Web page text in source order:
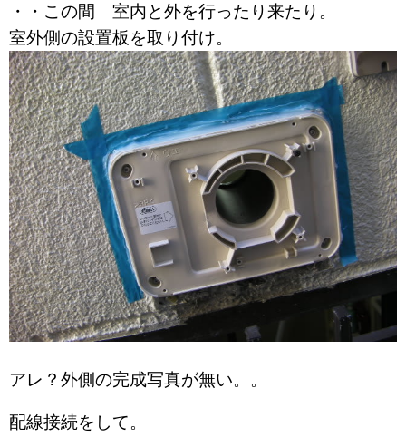
・・この間 室内と外を行ったり来たり。
室外側の設置板を取り付け。
アレ？外側の完成写真が無い。。
配線接続をして。